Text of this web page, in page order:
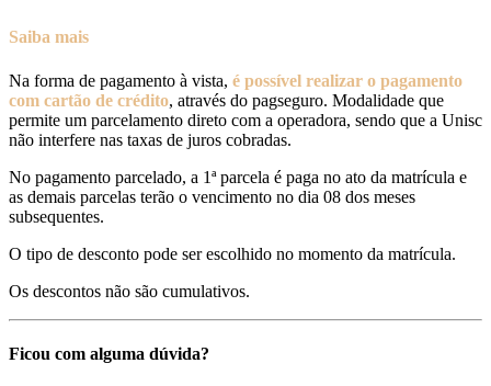
Saiba mais
Na forma de pagamento à vista, é possível realizar o pagamento
com cartão de crédito, através do pagseguro. Modalidade que
permite um parcelamento direto com a operadora, sendo que a Unisc
não interfere nas taxas de juros cobradas.
No pagamento parcelado, a 1ª parcela é paga no ato da matrícula e
as demais parcelas terão o vencimento no dia 08 dos meses
subsequentes.
O tipo de desconto pode ser escolhido no momento da matrícula.
Os descontos não são cumulativos.
Ficou com alguma dúvida?